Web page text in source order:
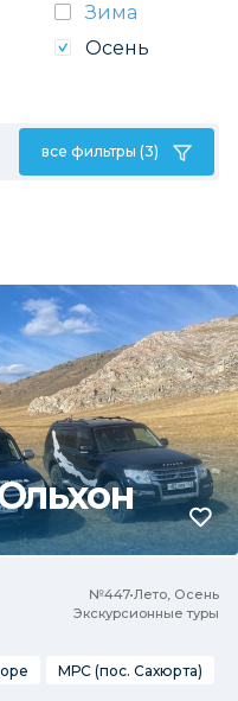
Зима
Осень
все фильтры (3)
№447•Лето, Осень
Экскурсионные туры
МРС (пос. Сахюрта)